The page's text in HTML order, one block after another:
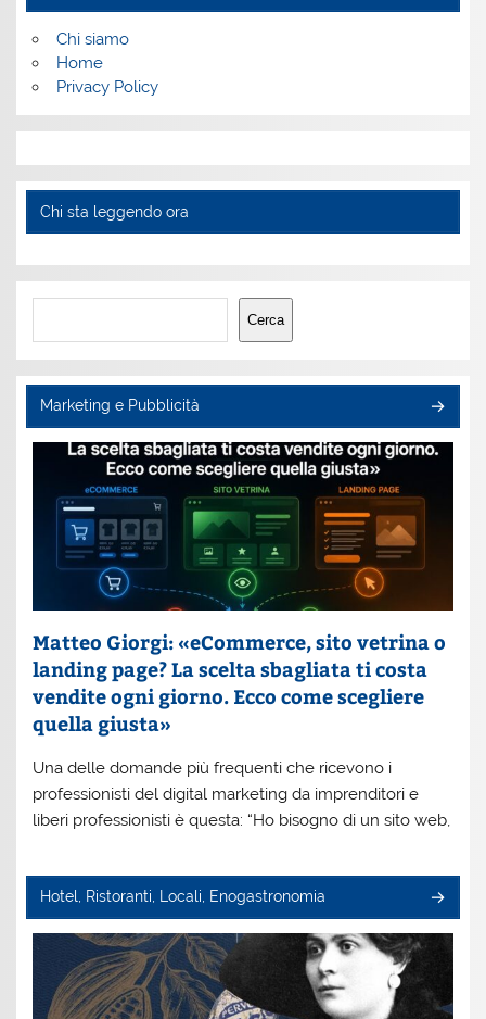
Chi siamo
Home
Privacy Policy
Chi sta leggendo ora
Cerca
Cerca
Marketing e Pubblicità
Matteo Giorgi: «eCommerce, sito vetrina o
landing page? La scelta sbagliata ti costa
vendite ogni giorno. Ecco come scegliere
quella giusta»
Una delle domande più frequenti che ricevono i
professionisti del digital marketing da imprenditori e
liberi professionisti è questa: “Ho bisogno di un sito web,
Hotel, Ristoranti, Locali, Enogastronomia